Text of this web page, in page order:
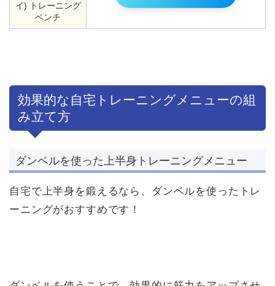
イ) トレーニング
ベンチ
効果的な自宅トレーニングメニューの組
み立て方
ダンベルを使った上半身トレーニングメニュー
自宅で上半身を鍛えるなら、ダンベルを使ったトレ
ーニングがおすすめです！